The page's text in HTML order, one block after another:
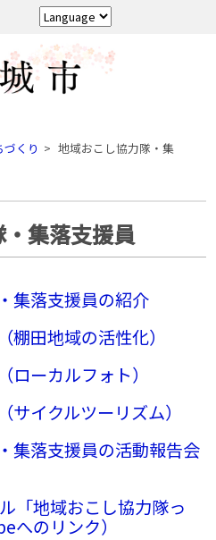
づくり
地域おこし協力隊・集
集落支援員
集落支援員の紹介
田地域の活性化）
ーカルフォト）
イクルツーリズム）
集落支援員の活動報告会
「地域おこし協力隊っ
へのリンク）